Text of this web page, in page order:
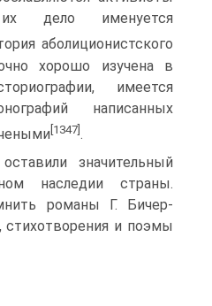
дело именуется
аболиционистского
хорошо изучена в
имеется
написанных
[1347].
значительный
наследии страны.
романы Г. Бичер-
стихотворения и поэмы